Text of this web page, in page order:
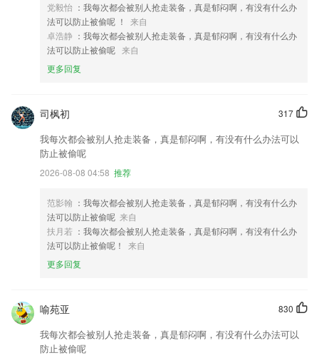
党毅怡 ：我每次都会被别人抢走装备，真是郁闷啊，有没有什么办
法可以防止被偷呢 ！
来自
卓浩静 ：我每次都会被别人抢走装备，真是郁闷啊，有没有什么办
法可以防止被偷呢 来自
更多回复
317
司枫初
我每次都会被别人抢走装备，真是郁闷啊，有没有什么办法可以
防止被偷呢
2026-08-08 04:58 推荐
范影翰 ：我每次都会被别人抢走装备，真是郁闷啊，有没有什么办
法可以防止被偷呢 来自
扶月若 ：我每次都会被别人抢走装备，真是郁闷啊，有没有什么办
法可以防止被偷呢！
来自
更多回复
830
喻苑亚
我每次都会被别人抢走装备，真是郁闷啊，有没有什么办法可以
防止被偷呢